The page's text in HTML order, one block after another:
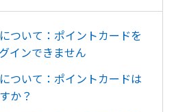
ついて：ポイントカードを
インできません
ついて：ポイントカードは
か？